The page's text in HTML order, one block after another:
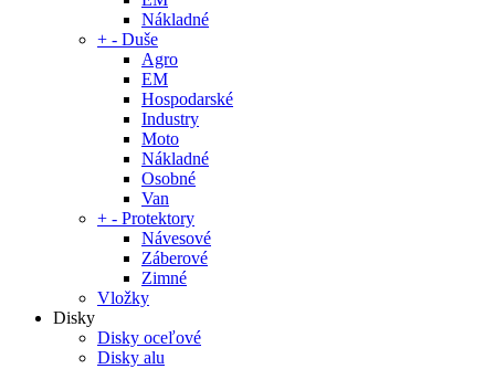
Nákladné
+ - Duše
Agro
EM
Hospodarské
Industry
Moto
Nákladné
Osobné
Van
+ - Protektory
Návesové
Záberové
Zimné
Vložky
Disky
Disky oceľové
Disky alu